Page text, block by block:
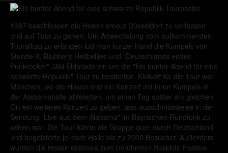
1987 beschlossen die Hosen erneut Düsseldorf zu verlassen
und auf Tour zu gehen. Um Abwechslung vom aufkommenden
Touralltag zu erlangen lud man kurzer Hand die Kumpels von
Stunde X, Blubbery Hellbellies und "Deutschlands ersten
Punkrocker" Jäki Eldorado ein um die "Ein bunter Abend für eine
schwarze Republik" Tour zu bestreiten. Kick-off für die Tour war
München, wo die Hosen erst ein Konzert mit ihren Kumpels in
der Alabamahalle abfeierten, um einen Tag später am gleichen
Ort ein weiteres Konzert zu geben, was ausschnittsweise in der
Sendung "Live aus dem Alabama" im Bayrischen Rundfunk zu
sehen war. Die Tour führte die Gruppe quer durch Deutschland
und begeisterte je nach Halle bis zu 2000 Besucher. Außerdem
wurden die Hosen erstmals zum berühmten Roskilde Festival